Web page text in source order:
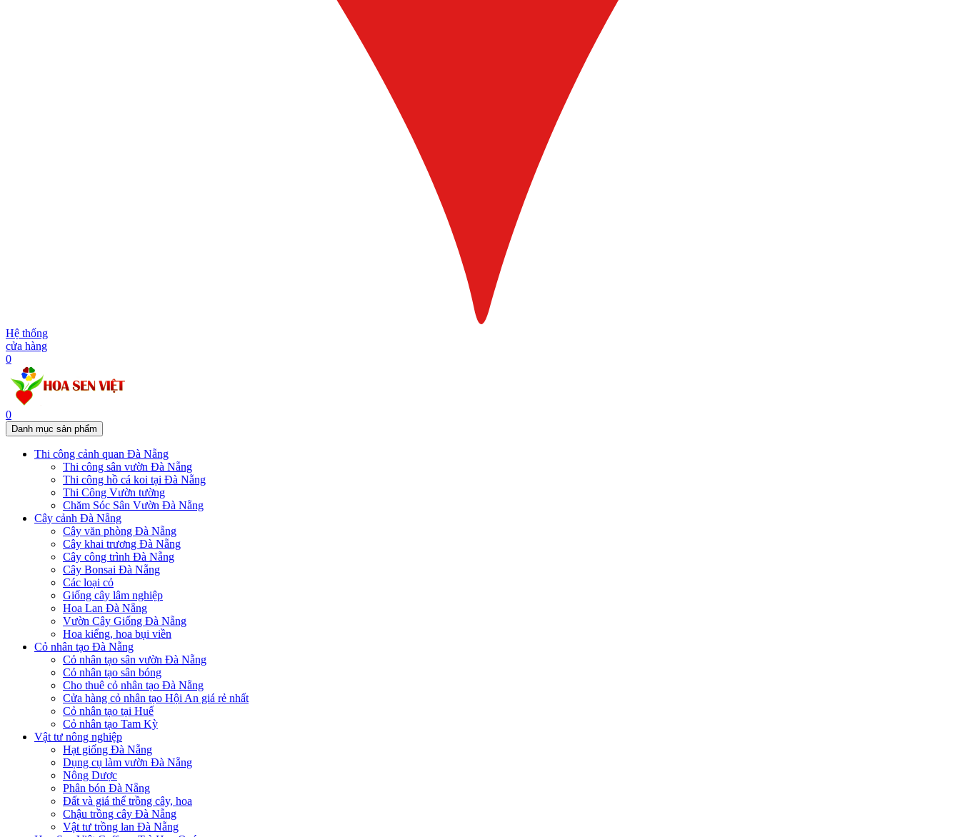
Hệ thống
cửa hàng
0
0
Danh mục sản phẩm
Thi công cảnh quan Đà Nẵng
Thi công sân vườn Đà Nẵng
Thi công hồ cá koi tại Đà Nẵng
Thi Công Vườn tường
Chăm Sóc Sân Vườn Đà Nẵng
Cây cảnh Đà Nẵng
Cây văn phòng Đà Nẵng
Cây khai trương Đà Nẵng
Cây công trình Đà Nẵng
Cây Bonsai Đà Nẵng
Các loại cỏ
Giống cây lâm nghiệp
Hoa Lan Đà Nẵng
Vườn Cây Giống Đà Nẵng
Hoa kiểng, hoa bụi viền
Cỏ nhân tạo Đà Nẵng
Cỏ nhân tạo sân vườn Đà Nẵng
Cỏ nhân tạo sân bóng
Cho thuê cỏ nhân tạo Đà Nẵng
Cửa hàng cỏ nhân tạo Hội An giá rẻ nhất
Cỏ nhân tạo tại Huế
Cỏ nhân tạo Tam Kỳ
Vật tư nông nghiệp
Hạt giống Đà Nẵng
Dụng cụ làm vườn Đà Nẵng
Nông Dược
Phân bón Đà Nẵng
Đất và giá thể trồng cây, hoa
Chậu trồng cây Đà Nẵng
Vật tư trồng lan Đà Nẵng